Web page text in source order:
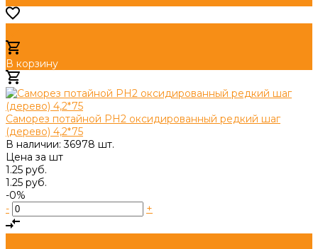
В корзину
Саморез потайной PH2 оксидированный редкий шаг
(дерево) 4,2*75
В наличии: 36978 шт.
Цена за шт
1.25 руб.
1.25 руб.
-0%
-
+